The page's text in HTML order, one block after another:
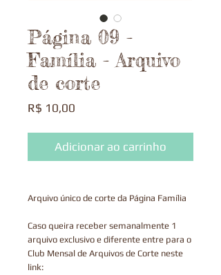
Página 09 -
Família - Arquivo
de corte
R$ 10,00
Adicionar ao carrinho
Arquivo único de corte da Página Família
Caso queira receber semanalmente 1
arquivo exclusivo e diferente entre para o
Club Mensal de Arquivos de Corte neste
link: